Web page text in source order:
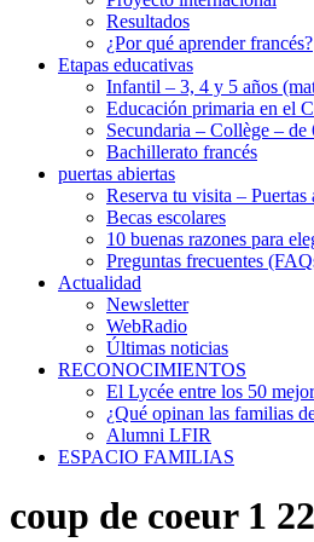
Resultados
¿Por qué aprender francés?
Etapas educativas
Infantil – 3, 4 y 5 años
Educación primaria en el
Secundaria – Collège – de
Bachillerato francés
puertas abiertas
Reserva tu visita – Puertas
Becas escolares
10 buenas razones para
Preguntas frecuentes
Actualidad
Newsletter
WebRadio
Últimas noticias
RECONOCIMIENTOS
El Lycée entre los 50
¿Qué opinan las familias
Alumni LFIR
ESPACIO FAMILIAS
coup de coeur 1